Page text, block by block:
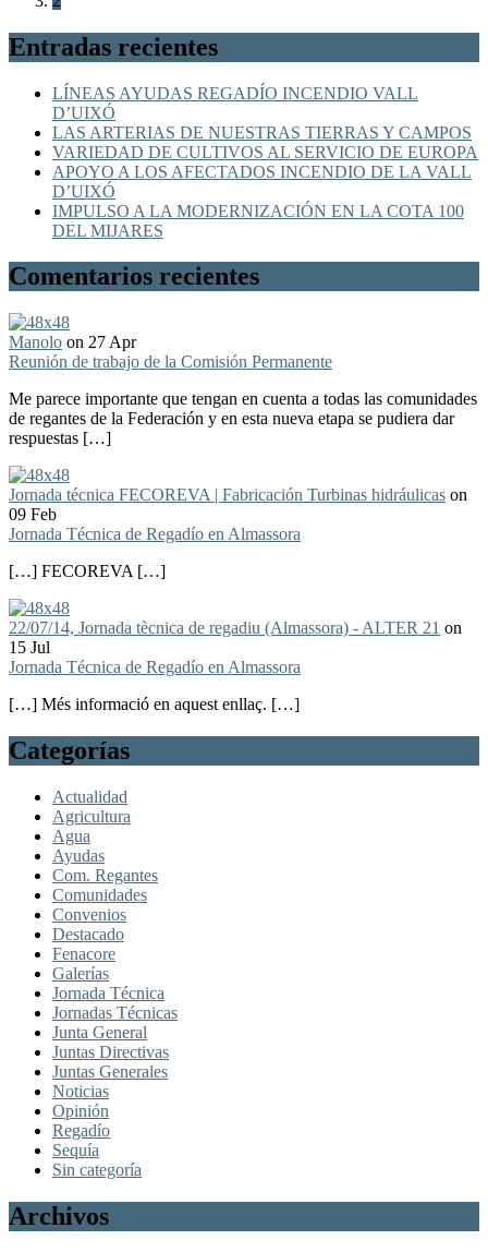
Entradas recientes
LÍNEAS AYUDAS REGADÍO INCENDIO VALL
D’UIXÓ
LAS ARTERIAS DE NUESTRAS TIERRAS Y CAMPOS
VARIEDAD DE CULTIVOS AL SERVICIO DE EUROPA
APOYO A LOS AFECTADOS INCENDIO DE LA VALL
D’UIXÓ
IMPULSO A LA MODERNIZACIÓN EN LA COTA 100
DEL MIJARES
Comentarios recientes
Manolo on 27 Apr
Reunión de trabajo de la Comisión Permanente
Me parece importante que tengan en cuenta a todas las comunidades
de regantes de la Federación y en esta nueva etapa se pudiera dar
respuestas […]
Jornada técnica FECOREVA | Fabricación Turbinas hidráulicas on
09 Feb
Jornada Técnica de Regadío en Almassora
[…] FECOREVA […]
22/07/14, Jornada tècnica de regadiu (Almassora) - ALTER 21 on
15 Jul
Jornada Técnica de Regadío en Almassora
[…] Més informació en aquest enllaç. […]
Categorías
Actualidad
Agricultura
Agua
Ayudas
Com. Regantes
Comunidades
Convenios
Destacado
Fenacore
Galerías
Jornada Técnica
Jornadas Técnicas
Junta General
Juntas Directivas
Juntas Generales
Noticias
Opinión
Regadío
Sequía
Sin categoría
Archivos